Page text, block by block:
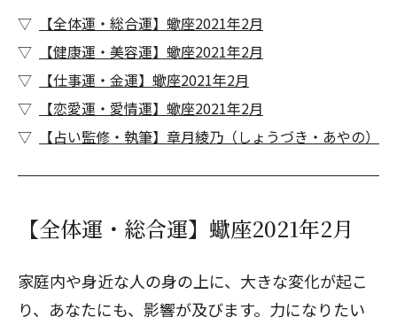
【全体運・総合運】蠍座2021年2月
【健康運・美容運】蠍座2021年2月
【仕事運・金運】蠍座2021年2月
【恋愛運・愛情運】蠍座2021年2月
【占い監修・執筆】章月綾乃（しょうづき・あやの）
【全体運・総合運】蠍座2021年2月
家庭内や身近な人の身の上に、大きな変化が起こ
り、あなたにも、影響が及びます。力になりたい